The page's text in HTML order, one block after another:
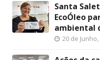
Santa
EcoÓleo
ambiental
20 de Junho,